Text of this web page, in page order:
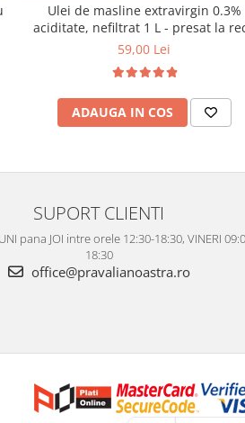
Ulei de masline extravirgin 0.3%
aciditate, nefiltrat 1 L - presat la
59,00 Lei
ADAUGA IN COS
SUPORT CLIENTI
pana JOI intre orele 12:30-18:30, VINERI
18:30
office@pravalianoastra.ro